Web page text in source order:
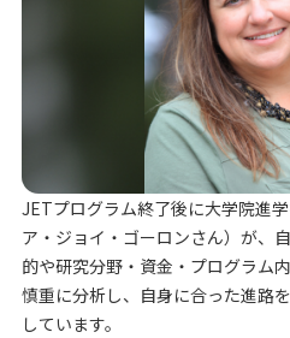
JETプログラム終了後に大学院進
ア・ジョイ・ゴーロンさん）が、
的や研究分野・資金・プログラム
慎重に分析し、自身に合った進路
しています。